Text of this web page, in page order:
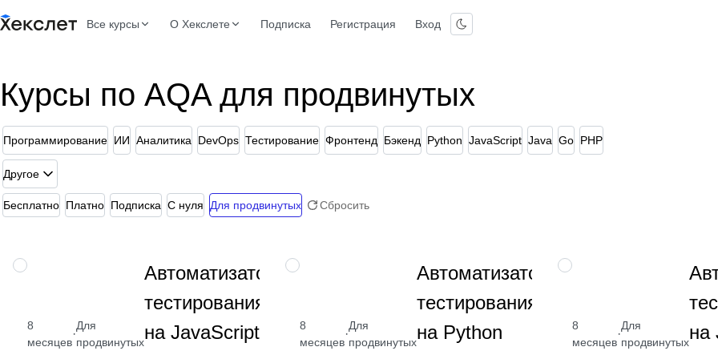
Все курсы О Хекслете Подписка Регистрация Вход
Курсы по AQA для продвинутых
Программирование ИИ Аналитика DevOps Тестирование Фронтенд Бэкенд Python JavaScript Java Go PHP
Другое
Бесплатно Платно Подписка С нуля Для продвинутых Сбросить
ПРОФЕССИЯ
8
месяцев
·
Для
продвинутых
Автоматизатор
тестирования
на JavaScript
Изучите:
юнит-,
API- и UI-
от 2 400
ПРОФЕССИЯ
8
месяцев
·
Для
продвинутых
Автоматизатор
тестирования
на Python
Изучите
тестирования,
автоматизация
от 2 400
ПРОФЕССИЯ
8
месяцев
·
Для
продвинутыхна